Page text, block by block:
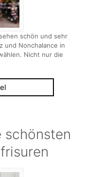
schön und sehr
und Nonchalance in
Nicht nur die
schönsten